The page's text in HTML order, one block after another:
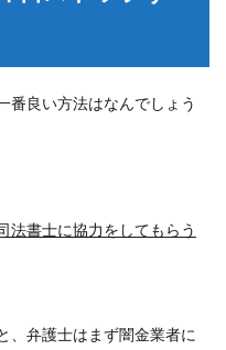
番良い方法はなんでしょう
法書士に協力をしてもらう
、弁護士はまず闇金業者に